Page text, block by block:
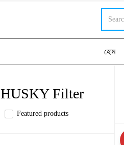
হোম
HUSKY Filter
Featured products